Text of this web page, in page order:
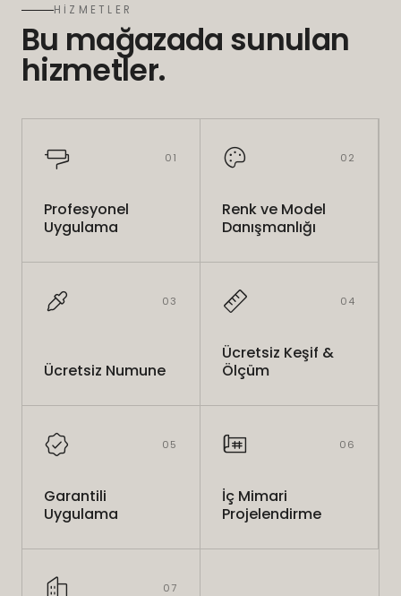
HİZMETLER
Bu mağazada sunulan
hizmetler.
01
Profesyonel
Uygulama
02
Renk ve Model
Danışmanlığı
03
Ücretsiz Numune
04
Ücretsiz Keşif &
Ölçüm
05
Garantili
Uygulama
06
İç Mimari
Projelendirme
07